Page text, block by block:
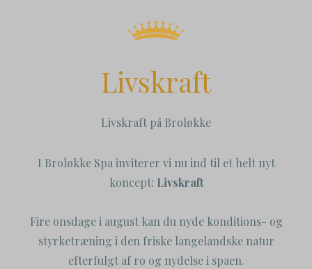
Livskraft
Livskraft på Broløkke
I Broløkke Spa inviterer vi nu ind til et helt nyt
koncept: Livskraft
Fire onsdage i august kan du nyde konditions- og
styrketræning i den friske langelandske natur
efterfulgt af ro og nydelse i spaen.